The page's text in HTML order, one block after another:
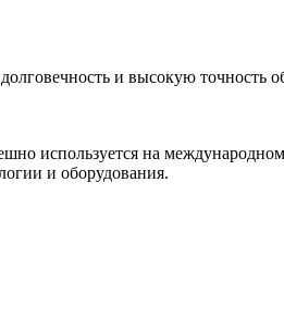
и высокую точность
используется на
и оборудования.